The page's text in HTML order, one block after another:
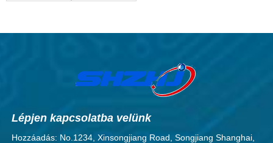
Lépjen kapcsolatba velünk
Hozzáadás: No.1234, Xinsongjiang Road, Songjiang Shanghai,